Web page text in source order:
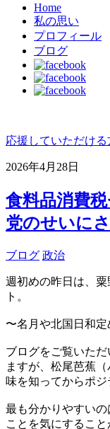
Home
私の思い
プロフィール
ブログ
応援していただける
2026年4月28日
食料品消費
党のせいに
ブログ 政治
週初めの昨日は、
ト。
〜名月や北国日和定
ブログをご覧いた
ますが、松尾芭蕉
味を知ってからポジ
最も分かりやすい
ことを気にするこ